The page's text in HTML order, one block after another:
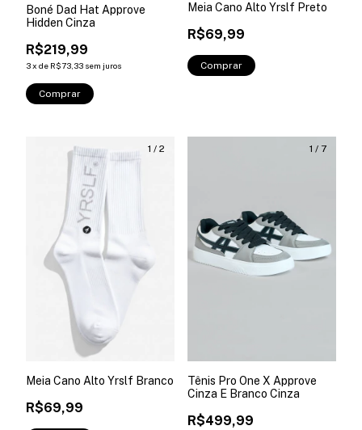
Boné Dad Hat Approve
Hidden Cinza
R$219,99
3x de R$73,33 sem juros
Comprar
Meia Cano Alto Yrslf Preto
R$69,99
Comprar
1 / 2
Meia Cano Alto Yrslf Branco
R$69,99
1 / 7
Tênis Pro One X Approve
Cinza E Branco Cinza
R$499,99